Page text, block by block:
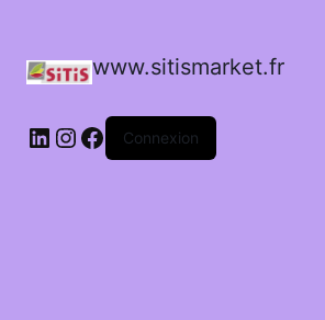
www.sitismarket.fr
LinkedIn
Instagram
Facebook
Connexion